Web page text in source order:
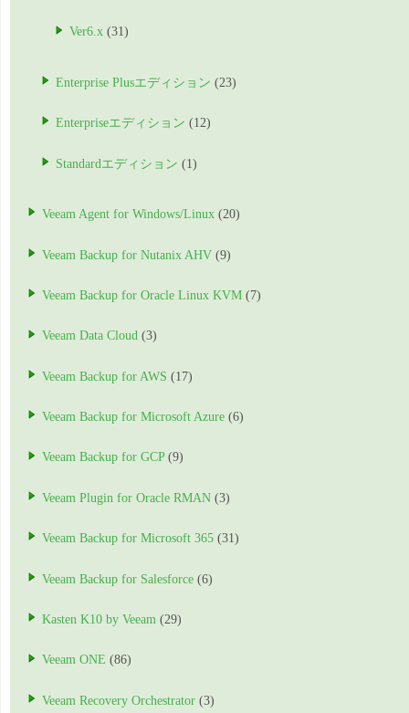
Ver6.x (31)
Enterprise Plusエディション (23)
Enterpriseエディション (12)
Standardエディション (1)
Veeam Agent for Windows/Linux (20)
Veeam Backup for Nutanix AHV (9)
Veeam Backup for Oracle Linux KVM (7)
Veeam Data Cloud (3)
Veeam Backup for AWS (17)
Veeam Backup for Microsoft Azure (6)
Veeam Backup for GCP(9)
Veeam Plugin for Oracle RMAN (3)
Veeam Backup for Microsoft 365 (31)
Veeam Backup for Salesforce (6)
Kasten K10 by Veeam (29)
Veeam ONE (86)
Veeam Recovery Orchestrator (3)